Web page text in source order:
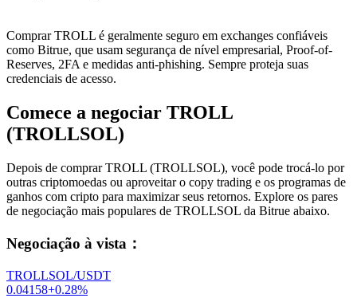
Comprar TROLL é geralmente seguro em exchanges confiáveis ​​
como Bitrue, que usam segurança de nível empresarial, Proof-of-
Reserves, 2FA e medidas anti-phishing. Sempre proteja suas
credenciais de acesso.
Comece a negociar TROLL
(TROLLSOL)
Depois de comprar TROLL (TROLLSOL), você pode trocá-lo por
outras criptomoedas ou aproveitar o copy trading e os programas de
ganhos com cripto para maximizar seus retornos. Explore os pares
de negociação mais populares de TROLLSOL da Bitrue abaixo.
Negociação à vista ：
TROLLSOL/USDT
0.04158+0.28%